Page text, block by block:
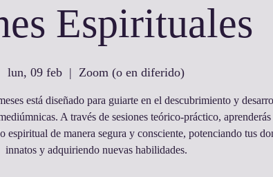
Espirituales
lun, 09 feb
  |
Zoom (o en diferido)
está diseñado para guiarte en el descubrimiento y
A través de sesiones teórico-práctico, aprenderás
espiritual de manera segura y consciente, potenciando tus
innatos y adquiriendo nuevas habilidades.